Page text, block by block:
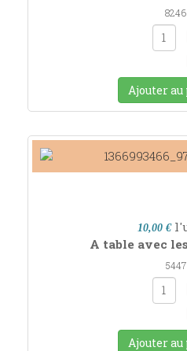
8246
Ajouter
10,00 €
A table avec
5447
Ajouter